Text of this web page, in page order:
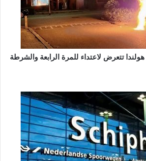
تتعرض لاعتداء للمرة الرابعة والشرطة